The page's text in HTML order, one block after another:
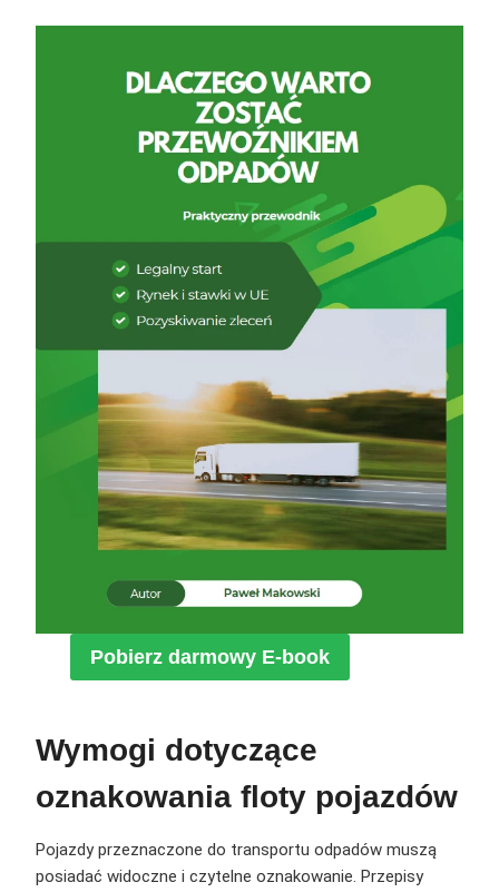
Pobierz darmowy E-book
Wymogi dotyczące
oznakowania floty pojazdów
Pojazdy przeznaczone do transportu odpadów muszą
posiadać widoczne i czytelne oznakowanie. Przepisy